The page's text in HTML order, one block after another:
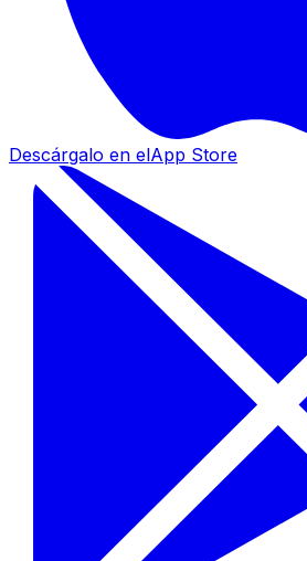
Descárgalo en elApp Store